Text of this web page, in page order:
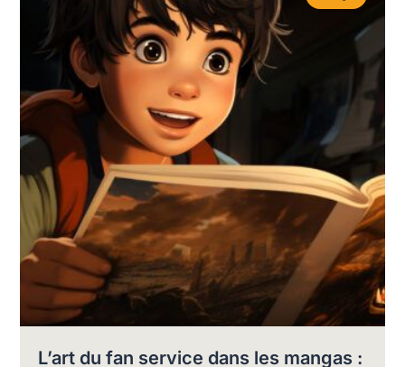
L’art du fan service dans les mangas :